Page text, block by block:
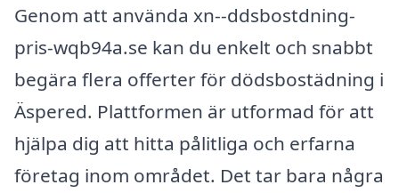
Genom att använda xn--ddsbostdning-
pris-wqb94a.se kan du enkelt och snabbt
begära flera offerter för dödsbostädning i
Äspered. Plattformen är utformad för att
hjälpa dig att hitta pålitliga och erfarna
företag inom området. Det tar bara några